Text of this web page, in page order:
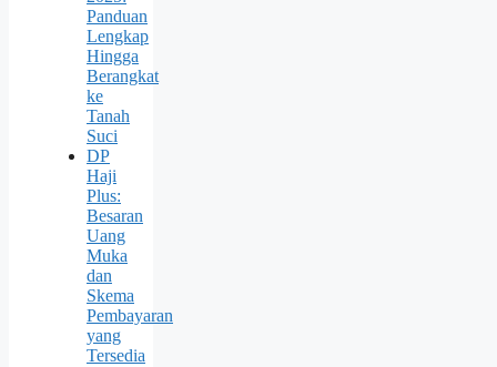
Panduan
Lengkap
Hingga
Berangkat
ke
Tanah
Suci
DP
Haji
Plus:
Besaran
Uang
Muka
dan
Skema
Pembayaran
yang
Tersedia